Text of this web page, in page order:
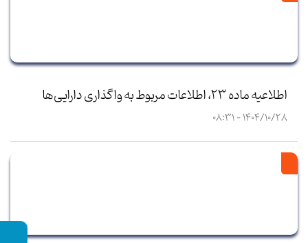
اطلاعیه ماده 23، اطلاعات مربوط به واگذاری دارایی‌ها
1404/10/28 - 08:31